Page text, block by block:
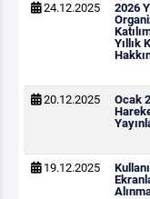
24.12.2025
2026
Yıllık
20.12.2025
Ocak
19.12.2025